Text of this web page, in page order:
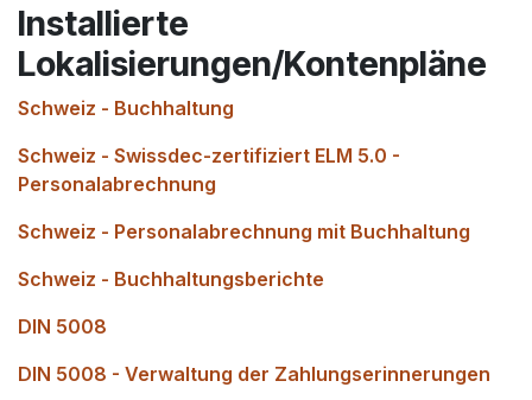
Installierte
Lokalisierungen/Kontenpläne
Schweiz - Buchhaltung
Schweiz - Swissdec-zertifiziert ELM 5.0 -
Personalabrechnung
Schweiz - Personalabrechnung mit Buchhaltung
Schweiz - Buchhaltungsberichte
DIN 5008
DIN 5008 - Verwaltung der Zahlungserinnerungen